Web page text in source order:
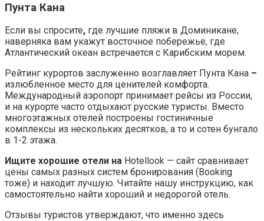
Пунта Кана
Если вы спросите, где лучшие пляжи в Доминикане,
наверняка вам укажут восточное побережье, где
Атлантический океан встречается с Карибским морем.
Рейтинг курортов заслуженно возглавляет Пунта Кана –
излюбленное место для ценителей комфорта.
Международный аэропорт принимает рейсы из России,
и на курорте часто отдыхают русские туристы. Вместо
многоэтажных отелей построены гостиничные
комплексы из нескольких десятков, а то и сотен бунгало
в 1-2 этажа.
Ищите хорошие отели на Hotellook — сайт сравнивает
цены самых разных систем бронирования (Booking
тоже) и находит лучшую. Читайте нашу инструкцию, как
самостоятельно найти хороший и недорогой отель.
Отзывы туристов утверждают, что именно здесь